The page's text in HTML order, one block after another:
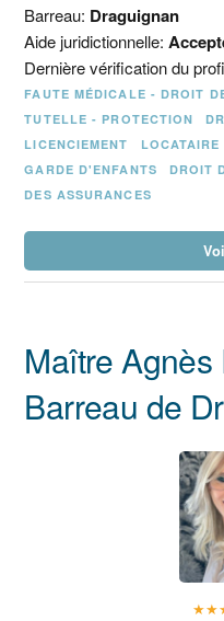
Barreau: Draguignan
Aide juridictionnelle:
Dernière vérification du
FAUTE MÉDICALE - DROIT
TUTELLE - PROTECTION
LICENCIEMENT
GARDE D'ENFANTS
DROIT
DES ASSURANCES
Maître
Barreau de
★★